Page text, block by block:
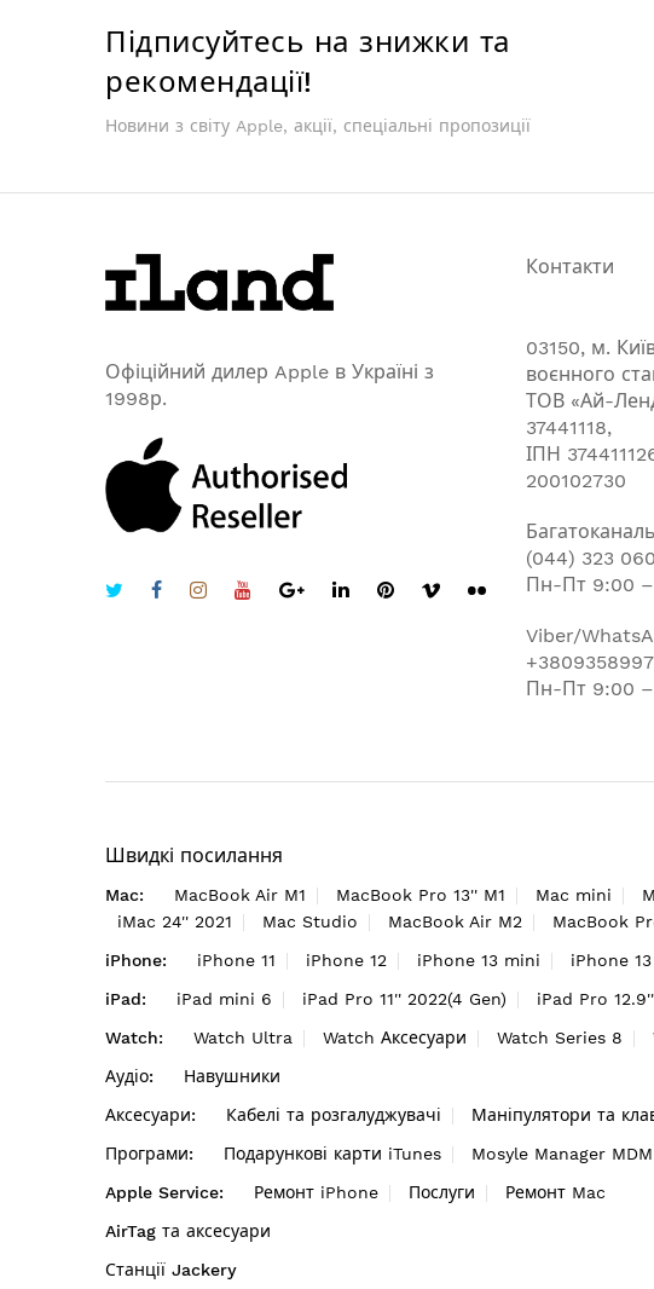
Підписуйтесь на знижки та
рекомендації!
Новини з світу Apple, акції, спеціальні пропозиції
Офіційний дилер Apple в Україні з
1998р.
Контакти
03150, м.
воєнного
ТОВ «Ай-
37441118,
ІПН
200102730
(044) 323
Пн-Пт 9:00
Viber/
Пн-Пт 9:00
Швидкі посилання
Mac: MacBook Air M1 MacBook Pro 13'' M1 Mac mini
iMac 24'' 2021
Mac Studio MacBook Air M2 MacBook
iPhone:
iPhone 11 iPhone 12 iPhone 13 mini iPhone 13
iPad:
iPad mini 6 iPad Pro 11'' 2022(4 Gen) iPad Pro
Watch:
Watch Ultra Watch Аксесуари Watch Series 8
Аудіо:
Навушники
Аксесуари:
Кабелі та розгалуджувачі Маніпулятори та
Програми:
Подарункові карти iTunes Mosyle Manager MDM
Apple Service:
Ремонт iPhone Послуги
Ремонт Mac
AirTag та аксесуари
Станції Jackery